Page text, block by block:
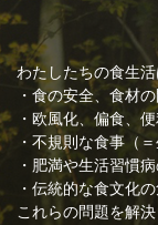
わたしたちの食生
・食の安全、食材
・欧風化、偏食、
・不規則な食事（
・肥満や生活習慣
・伝統的な食文化
これらの問題を解